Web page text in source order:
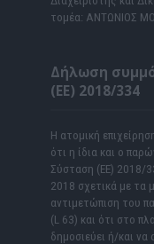
τομέα: ΑΝΤΩΝΙΟΣ
Δήλωση
(ΕΕ) 2018/334
Η ατομική
ότι η ίδια και ο
Σύσταση (ΕΕ) 2018/
2018 σχετικά με τα
αντιμετώπιση του
(L 63) και ότι στο
δημοσιεύει ή/και να